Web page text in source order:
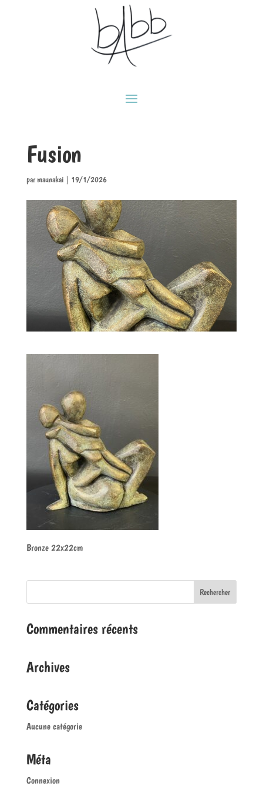
Fusion
par maunakai| 19/1/2026
Bronze 22x22cm
Commentaires récents
Archives
Catégories
Aucune catégorie
Méta
Connexion